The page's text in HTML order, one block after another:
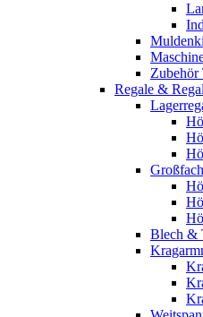
Zubehör
Regale &
Blech &